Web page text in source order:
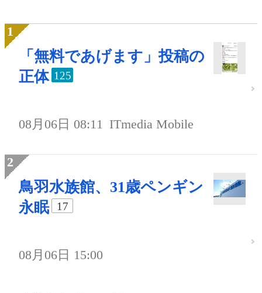
「無料であげます」投稿の
正体 125
08月06日 08:11 ITmedia Mobile
鳥羽水族館、31歳ペンギン
永眠
17
08月06日 15:00